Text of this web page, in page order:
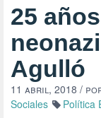
25
Agulló
11 abril, 2018 /
Sociales
Política